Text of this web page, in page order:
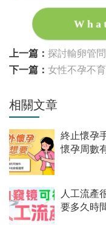
上一篇： 探討輸卵管
下一篇： 女性不孕不
相關文章
終止懷孕
懷孕周數
人工流產
要多久時